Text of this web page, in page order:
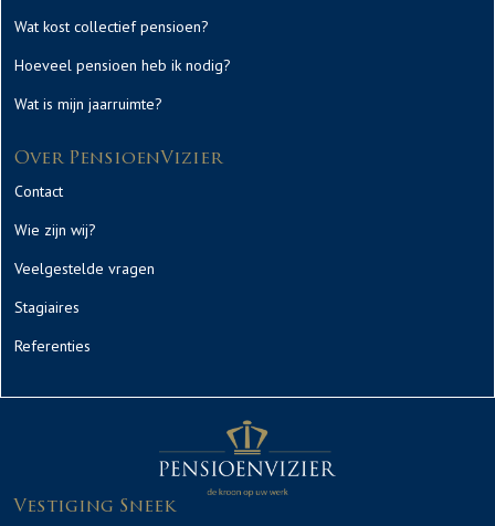
Wat kost collectief pensioen?
Hoeveel pensioen heb ik nodig?
Wat is mijn jaarruimte?
Over PensioenVizier
Contact
Wie zijn wij?
Veelgestelde vragen
Stagiaires
Referenties
Vestiging Sneek